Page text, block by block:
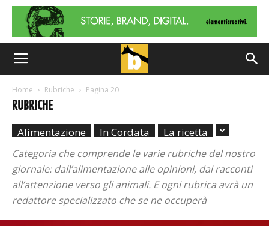
Home Rubriche Pagina 20
RUBRICHE
Alimentazione In Cordata La ricetta
Categoria che comprende le varie rubriche del nostro
giornale: dall’alimentazione alle opinioni, dai racconti
all’attenzione verso gli animali. E ogni rubrica avrà un
redattore specializzato che se ne occuperà